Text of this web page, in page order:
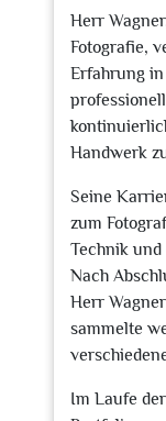
Herr
Fotografie,
Erfahrung
Handwerk
Seine
zum
Technik
Nach
Herr
sammelte
Im Laufe